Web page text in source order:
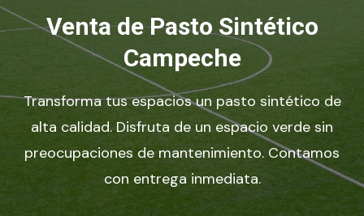
Venta de Pasto Sintético
Campeche
Transforma tus espacios un pasto sintético de
alta calidad. Disfruta de un espacio verde sin
preocupaciones de mantenimiento. Contamos
con entrega inmediata.